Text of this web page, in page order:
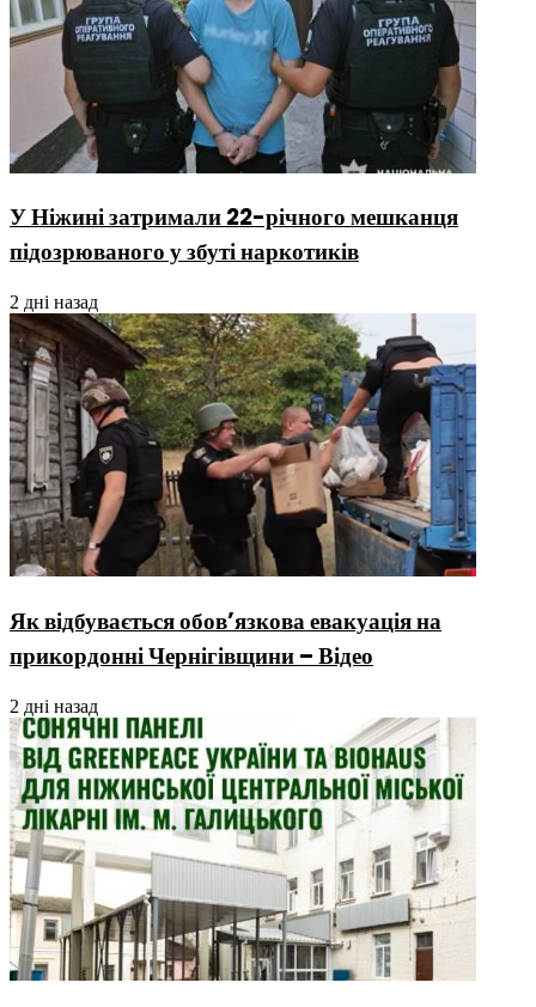
У Ніжині затримали 22-річного мешканця
підозрюваного у збуті наркотиків
2 дні назад
Як відбувається обов’язкова евакуація на
прикордонні Чернігівщини – Відео
2 дні назад